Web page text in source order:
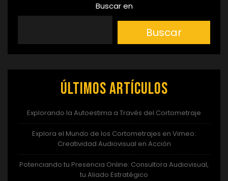
Buscar en
Buscar
Últimos artículos
Explorando la Autoestima a Través del Cortometraje
Explora el Mundo de los Cortometrajes en Vimeo:
Creatividad Audiovisual en Acción
Potenciando tu Presencia Online: Consultora Audiovisual,
tu Aliado Estratégico